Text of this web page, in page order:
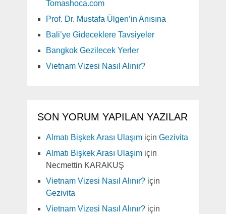
Tomashoca.com
Prof. Dr. Mustafa Ülgen’in Anısına
Bali’ye Gideceklere Tavsiyeler
Bangkok Gezilecek Yerler
Vietnam Vizesi Nasıl Alınır?
SON YORUM YAPILAN YAZILAR
Almatı Bişkek Arası Ulaşımiçin Gezivita
Almatı Bişkek Arası Ulaşımiçin
Necmettin KARAKUŞ
Vietnam Vizesi Nasıl Alınır?için
Gezivita
Vietnam Vizesi Nasıl Alınır?için